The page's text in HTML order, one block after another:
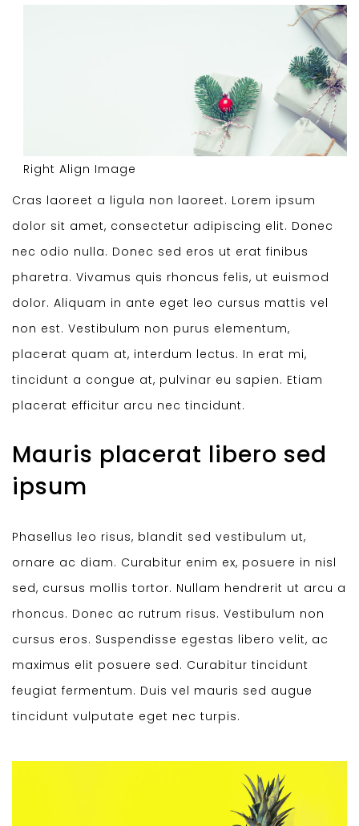
Right Align Image
Cras laoreet a ligula non laoreet. Lorem ipsum
dolor sit amet, consectetur adipiscing elit. Donec
nec odio nulla. Donec sed eros ut erat finibus
pharetra. Vivamus quis rhoncus felis, ut euismod
dolor. Aliquam in ante eget leo cursus mattis vel
non est. Vestibulum non purus elementum,
placerat quam at, interdum lectus. In erat mi,
tincidunt a congue at, pulvinar eu sapien. Etiam
placerat efficitur arcu nec tincidunt.
Mauris placerat libero sed
ipsum
Phasellus leo risus, blandit sed vestibulum ut,
ornare ac diam. Curabitur enim ex, posuere in nisl
sed, cursus mollis tortor. Nullam hendrerit ut arcu a
rhoncus. Donec ac rutrum risus. Vestibulum non
cursus eros. Suspendisse egestas libero velit, ac
maximus elit posuere sed. Curabitur tincidunt
feugiat fermentum. Duis vel mauris sed augue
tincidunt vulputate eget nec turpis.